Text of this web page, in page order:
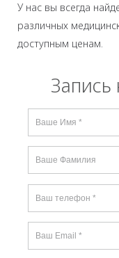
У нас вы всегда
различных
доступным ценам.
Запись